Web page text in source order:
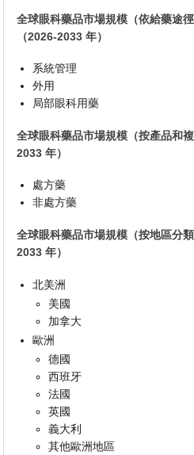
全球眼科藥品市場規模（依給藥途
（2026-2033 年）
系統管理
外用
局部眼科用藥
全球眼科藥品市場規模（按產品和
2033 年）
處方藥
非處方藥
全球眼科藥品市場規模（按地區分
2033 年）
北美洲
美國
加拿大
歐洲
德國
西班牙
法國
英國
義大利
其他歐洲地區